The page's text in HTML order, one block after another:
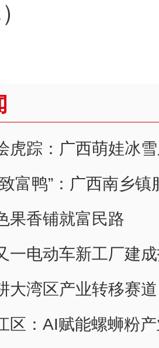
虎踪：广西萌娃冰
富鸭”：广西南乡
果香铺就富民路
一电动车新工厂建
大湾区产业转移赛
区：AI赋能螺蛳粉